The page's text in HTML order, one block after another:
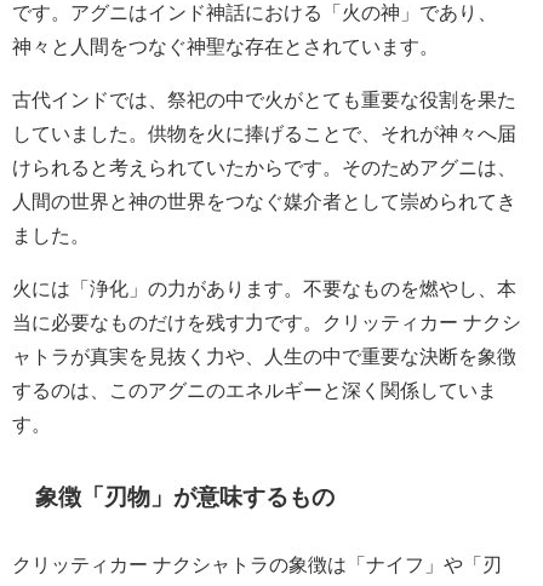
です。アグニはインド神話における「火の神」であり、
神々と人間をつなぐ神聖な存在とされています。
古代インドでは、祭祀の中で火がとても重要な役割を果た
していました。供物を火に捧げることで、それが神々へ届
けられると考えられていたからです。そのためアグニは、
人間の世界と神の世界をつなぐ媒介者として崇められてき
ました。
火には「浄化」の力があります。不要なものを燃やし、本
当に必要なものだけを残す力です。クリッティカー ナクシ
ャトラが真実を見抜く力や、人生の中で重要な決断を象徴
するのは、このアグニのエネルギーと深く関係していま
す。
象徴「刃物」が意味するもの
クリッティカー ナクシャトラの象徴は「ナイフ」や「刃